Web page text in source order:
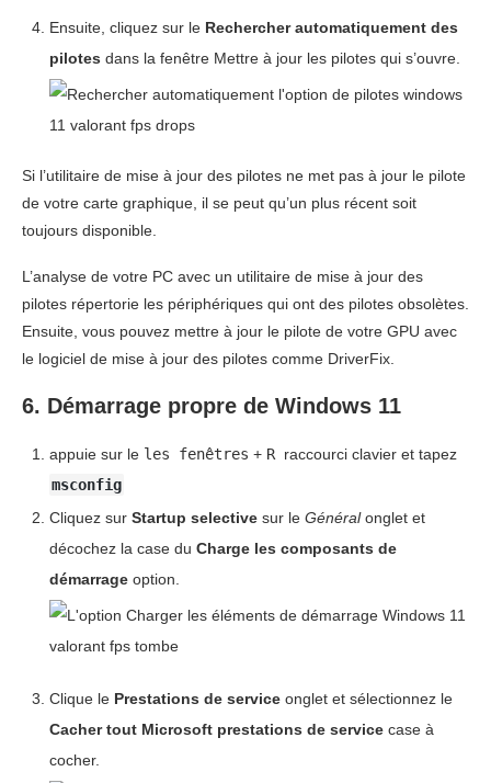
Ensuite, cliquez sur le Rechercher automatiquement des
pilotes dans la fenêtre Mettre à jour les pilotes qui s’ouvre.
Si l’utilitaire de mise à jour des pilotes ne met pas à jour le pilote
de votre carte graphique, il se peut qu’un plus récent soit
toujours disponible.
L’analyse de votre PC avec un utilitaire de mise à jour des
pilotes répertorie les périphériques qui ont des pilotes obsolètes.
Ensuite, vous pouvez mettre à jour le pilote de votre GPU avec
le logiciel de mise à jour des pilotes comme DriverFix.
6. Démarrage propre de Windows 11
appuie sur le les fenêtres + R raccourci clavier et tapez
msconfig
Cliquez sur Startup selective sur le Généralonglet et
décochez la case du Charge les composants de
démarrage option.
Clique le Prestations de service onglet et sélectionnez le
Cacher tout Microsoft prestations de service case à
cocher.